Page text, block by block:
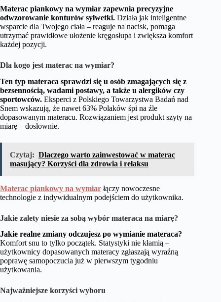
Materac piankowy na wymiar zapewnia precyzyjne
odwzorowanie konturów sylwetki. Działa jak inteligentne
wsparcie dla Twojego ciała – reaguje na nacisk, pomaga
utrzymać prawidłowe ułożenie kręgosłupa i zwiększa komfort
każdej pozycji.
Dla kogo jest materac na wymiar?
Ten typ materaca sprawdzi się u osób zmagających się z
bezsennością, wadami postawy, a także u alergików czy
sportowców. Eksperci z Polskiego Towarzystwa Badań nad
Snem wskazują, że nawet 63% Polaków śpi na źle
dopasowanym materacu. Rozwiązaniem jest produkt szyty na
miarę – dosłownie.
Czytaj: Dlaczego warto zainwestować w materac
masujący? Korzyści dla zdrowia i relaksu
Materac piankowy na wymiar łączy nowoczesne
technologie z indywidualnym podejściem do użytkownika.
Jakie zalety niesie za sobą wybór materaca na miarę?
Jakie realne zmiany odczujesz po wymianie materaca?
Komfort snu to tylko początek. Statystyki nie kłamią –
użytkownicy dopasowanych materacy zgłaszają wyraźną
poprawę samopoczucia już w pierwszym tygodniu
użytkowania.
Najważniejsze korzyści wyboru